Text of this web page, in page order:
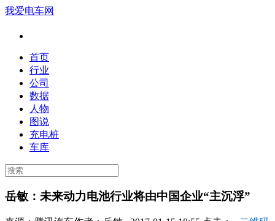
我爱电车网
首页
行业
公司
数据
人物
图说
充电桩
车库
岳敏：未来动力电池行业将由中国企业“主沉浮”